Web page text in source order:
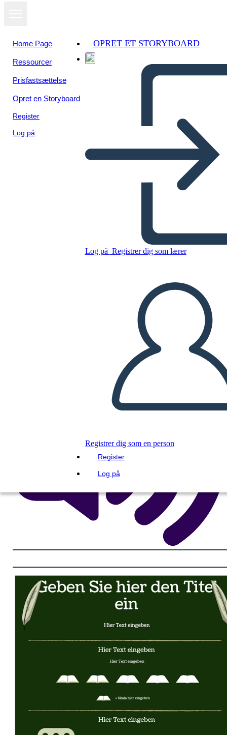
Home Page
Ressourcer
Prisfastsættelse
Opret en Storyboard
Register
Log på
OPRET ET STORYBOARD
Log på Registrer dig som lærer
Registrer dig som en person
Register
Log på
Autor/Roman Studie
Infografik
Kopier dette storyboard
LAVE ET STORYBOARD
AFSPIL DIASSHOW
LÆS FOR MIG
Se som
diasshow